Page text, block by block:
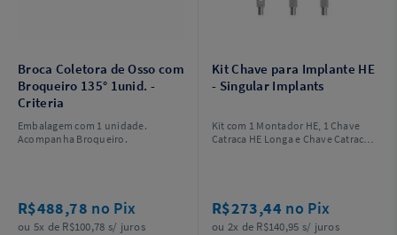
Broca Coletora de Osso com
Broqueiro 135° 1unid. -
Criteria
Embalagem com 1 unidade.
Acompanha Broqueiro.
R$488,78 no Pix
ou 5x de R$100,78 s/ juros
Kit Chave para Implante HE
- Singular Implants
Kit com 1 Montador HE, 1 Chave
Catraca HE Longa e Chave Catraca
R$273,44 no Pix
ou 2x de R$140,95 s/ juros